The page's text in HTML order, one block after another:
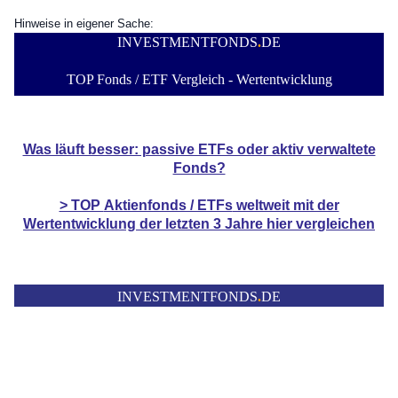
Hinweise in eigener Sache:
INVESTMENTFONDS.DE
TOP Fonds / ETF Vergleich - Wertentwicklung
Was läuft besser: passive ETFs oder aktiv verwaltete
Fonds?
> TOP Aktienfonds / ETFsweltweit mit der
Wertentwicklung der letzten 3 Jahre hier vergleichen
INVESTMENTFONDS.DE